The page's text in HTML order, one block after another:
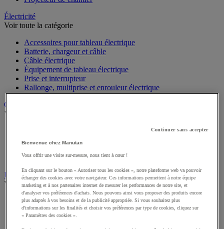
Électricité
Voir toute la catégorie
Accessoires pour tableau électrique
Batterie, chargeur et câble
Câble électrique
Équipement de tableau électrique
Prise et interrupteur
Rallonge, multiprise et enrouleur électrique
Graissage et lubrifiant
Voir toute la catégorie
Graisse et huile
Outils de graissage
Instrument de mesure
Voir toute la catégorie
Balance industrielle
Compteur et compteur-métreur
Dynamomètre
Continuer sans accepter
Bienvenue chez Manutan
Vous offrir une visite sur-mesure, nous tient à cœur !
En cliquant sur le bouton « Autoriser tous les cookies », notre plateforme web va pouvoir
échanger des cookies avec votre navigateur. Ces informations permettent à notre équipe
marketing et à nos partenaires internet de mesurer les performances de notre site, et
d'analyser vos préférences d'achats. Nous pouvons ainsi vous proposer des produits encore
plus adaptés à vos besoins et de la publicité appropriée. Si vous souhaitez plus
d'informations sur les finalités et choisir vos préférences par type de cookies, cliquez sur
« Paramètres des cookies ».